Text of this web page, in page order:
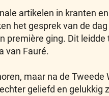
artikelen in kranten
het gesprek van de
première ging. Dit
van Fauré.
maar na de Tweede
geliefd en gelukkig